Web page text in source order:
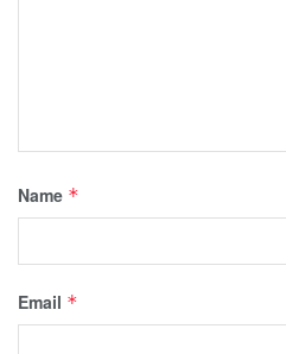
Name *
Email *